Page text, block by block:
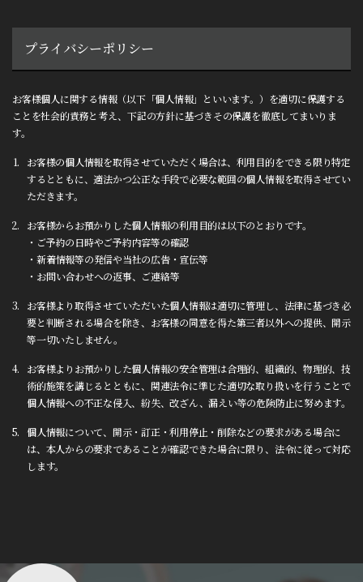
プライバシーポリシー
お客様個人に関する情報（以下「個人情報」といいます。）を適切に保護する
ことを社会的責務と考え、下記の方針に基づきその保護を徹底してまいりま
す。
お客様の個人情報を取得させていただく場合は、利用目的をできる限り特定
するとともに、適法かつ公正な手段で必要な範囲の個人情報を取得させてい
ただきます。
お客様からお預かりした個人情報の利用目的は以下のとおりです。
ご予約の日時やご予約内容等の確認
新着情報等の発信や当社の広告・宣伝等
お問い合わせへの返事、ご連絡等
お客様より取得させていただいた個人情報は適切に管理し、法律に基づき必
要と判断される場合を除き、お客様の同意を得た第三者以外への提供、開示
等一切いたしません。
お客様よりお預かりした個人情報の安全管理は合理的、組織的、物理的、技
術的施策を講じるとともに、関連法令に準じた適切な取り扱いを行うことで
個人情報への不正な侵入、紛失、改ざん、漏えい等の危険防止に努めます。
個人情報について、開示・訂正・利用停止・削除などの要求がある場合に
は、本人からの要求であることが確認できた場合に限り、法令に従って対応
します。